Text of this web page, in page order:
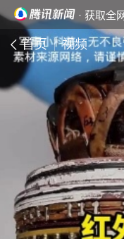
· 获取全
首页 视频